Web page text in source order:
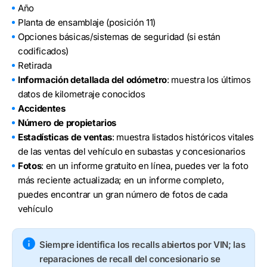
Año
Planta de ensamblaje (posición 11)
Opciones básicas/sistemas de seguridad (si están
codificados)
Retirada
Información detallada del odómetro: muestra los últimos
datos de kilometraje conocidos
Accidentes
Número de propietarios
Estadísticas de ventas: muestra listados históricos vitales
de las ventas del vehículo en subastas y concesionarios
Fotos: en un informe gratuito en línea, puedes ver la foto
más reciente actualizada; en un informe completo,
puedes encontrar un gran número de fotos de cada
vehículo
Siempre identifica los recalls abiertos por VIN; las
reparaciones de recall del concesionario se